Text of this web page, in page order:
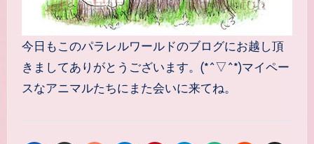
今日もこのパラレルワールドのブログにお越し頂
きましてありがとうございます。(*^▽^*)マイペー
スなアニマルたちにまた会いに来てね。